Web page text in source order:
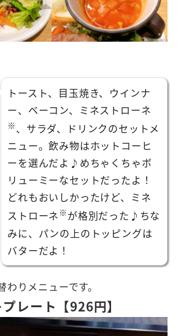
トースト、目玉焼き、ウインナ
ー、ベーコン、ミネストローネ
※、サラダ、ドリンクのセットメ
ニュー。飲み物はホットコーヒ
ーを選んだよ♪めちゃくちゃボ
リューミーなセットだったよ！
どれもおいしかったけど、ミネ
ストローネ ※が格別だった♪ちな
みに、パンの上のトッピングは
バターだよ！
りメニューです。
レート【926円】